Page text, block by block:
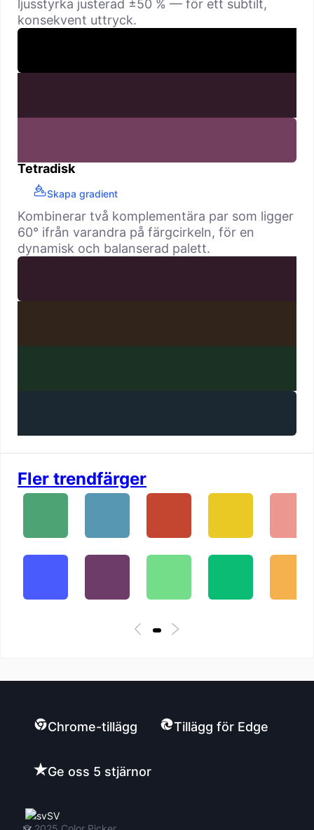
ljusstyrka justerad ±50 % — för ett subtilt,
konsekvent uttryck.
Tetradisk
Skapa gradient
Kombinerar två komplementära par som ligger
60° ifrån varandra på färgcirkeln, för en
dynamisk och balanserad palett.
Fler trendfärger
Chrome-tillägg Tillägg för Edge
Ge oss 5 stjärnor
SV